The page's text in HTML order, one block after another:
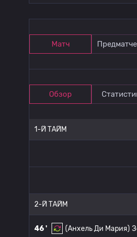
Матч
Обзор
1-Й ТАЙМ
2-Й ТАЙМ
46 ' (Анхель Ди Мария)